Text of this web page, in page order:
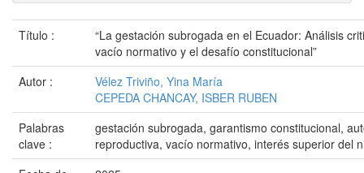
Título :
“La gestación subrogada en el Ecuador: Análisis
vacío normativo y el desafío constitucional”
Autor :
Vélez Triviño, Yina María
CEPEDA CHANCAY, ISBER RUBEN
Palabras
clave :
gestación subrogada, garantismo constitucional,
reproductiva, vacío normativo, interés superior del